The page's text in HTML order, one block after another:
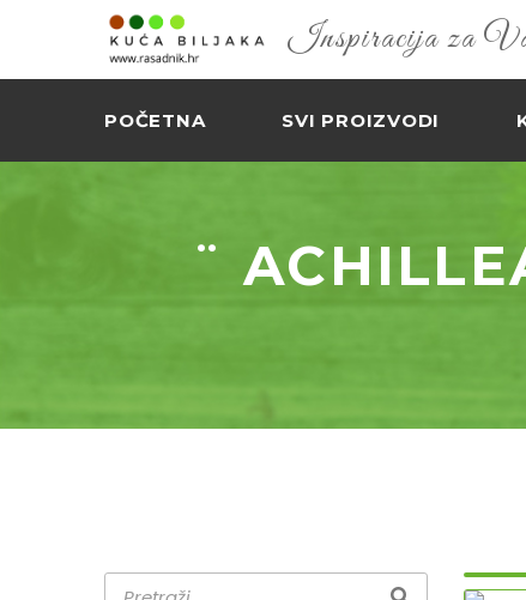
Inspiracija za
POČETNA SVI PROIZVODI
¨